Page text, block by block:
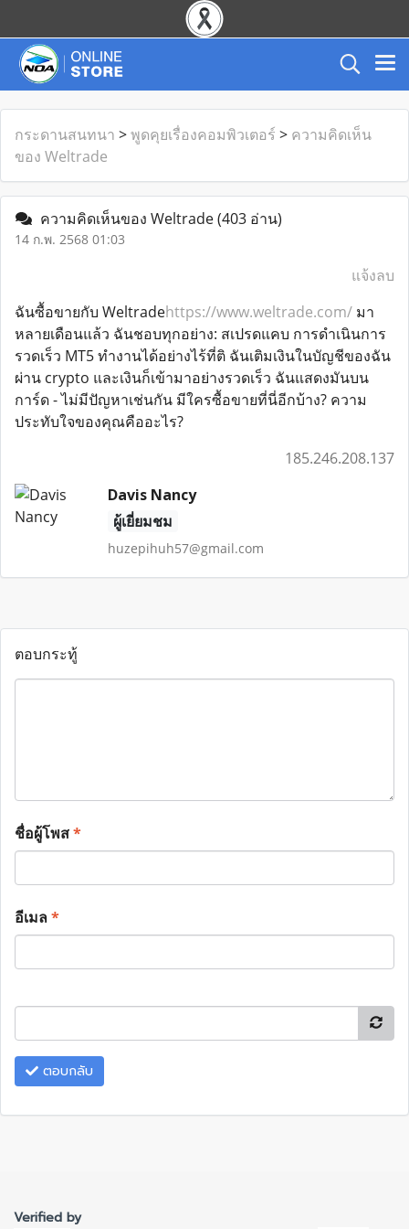
กระดานสนทนา >พูดคุยเรื่องคอมพิวเตอร์ > ความคิดเห็น
ของ Weltrade
ความคิดเห็นของ Weltrade(403 อ่าน)
14 ก.พ. 2568 01:03
แจ้งลบ
ฉันซื้อขายกับ Weltradehttps://www.weltrade.com/ มา
หลายเดือนแล้ว ฉันชอบทุกอย่าง: สเปรดแคบ การดำเนินการ
รวดเร็ว MT5 ทำงานได้อย่างไร้ที่ติ ฉันเติมเงินในบัญชีของฉัน
ผ่าน crypto และเงินก็เข้ามาอย่างรวดเร็ว ฉันแสดงมันบน
การ์ด - ไม่มีปัญหาเช่นกัน มีใครซื้อขายที่นี่อีกบ้าง? ความ
ประทับใจของคุณคืออะไร?
185.246.208.137
Davis Nancy
ผู้เยี่ยมชม
huzepihuh57@gmail.com
ตอบกระทู้
ชื่อผู้โพส*
อีเมล*
ตอบกลับ
Verified by